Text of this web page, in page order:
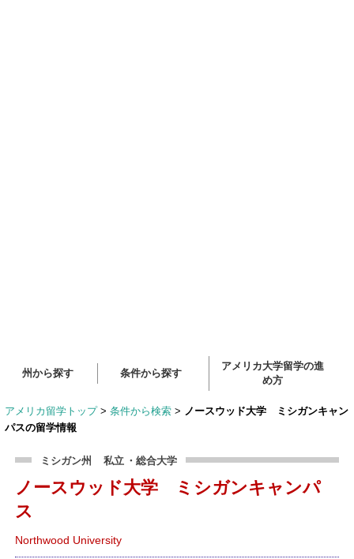
州から探す 条件から探す
アメリカ大学留学の進
め方
アメリカ留学トップ > 条件から検索 > ノースウッド大学 ミシガンキャン
パスの留学情報
ミシガン州 私立 ・総合大学
ノースウッド大学 ミシガンキャンパ
ス
Northwood University